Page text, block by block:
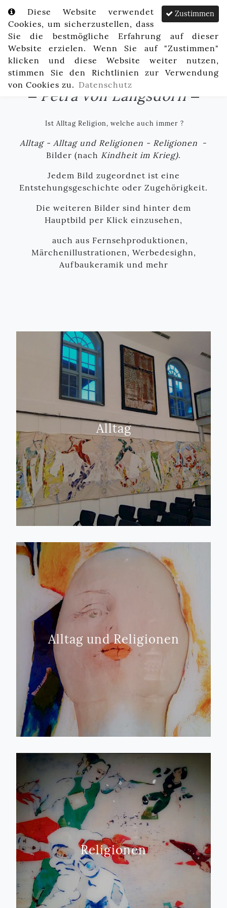
Petra von Langsdorff
Ist Alltag Religion, welche auch immer ?
Alltag - Alltag und Religionen - Religionen -
Bilder (nach Kindheit im Krieg).
Jedem Bild zugeordnet ist eine
Entstehungsgeschichte oder Zugehörigkeit.
Die weiteren Bilder sind hinter dem
Hauptbild per Klick einzusehen,
auch aus Fernsehproduktionen,
Märchenillustrationen, Werbedesighn,
Aufbaukeramik und mehr
Alltag
Alltag und Religionen
Religionen
Zustimmen
Diese Website verwendet
Cookies, um sicherzustellen, dass
Sie die bestmögliche Erfahrung auf dieser
Website erzielen. Wenn Sie auf "Zustimmen"
klicken und diese Website weiter nutzen,
stimmen Sie den Richtlinien zur Verwendung
von Cookies zu. Datenschutz